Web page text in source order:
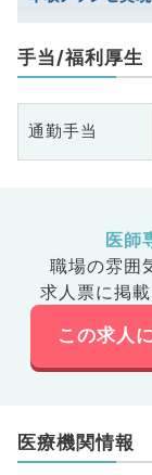
手当/福利厚生
通勤手当
医師
職場の雰囲
求人票に掲
この求人
医療機関情報